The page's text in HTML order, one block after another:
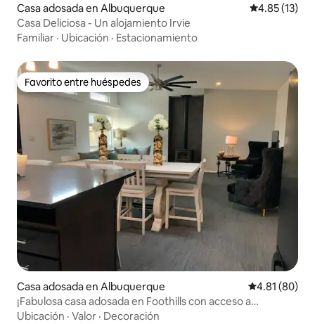
Casa adosada en Albuquerque Calificación
4.85 (13)
Casa Deliciosa - Un alojamiento Irvie
Familiar · Ubicación · Estacionamiento
Favorito entre huéspedes
Favorito entre huéspedes
Casa adosada en Albuquerque Calificación
4.81 (80)
¡Fabulosa casa adosada en Foothills con acceso a
senderos!
Ubicación · Valor · Decoración